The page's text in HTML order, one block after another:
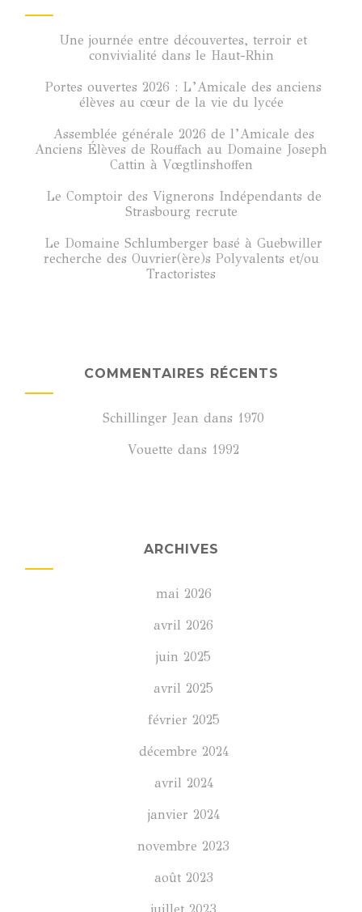
Une journée entre découvertes, terroir et
convivialité dans le Haut-Rhin
Portes ouvertes 2026 : L’Amicale des anciens
élèves au cœur de la vie du lycée
Assemblée générale 2026 de l’Amicale des
Anciens Élèves de Rouffach au Domaine Joseph
Cattin à Vœgtlinshoffen
Le Comptoir des Vignerons Indépendants de
Strasbourg recrute
Le Domaine Schlumberger basé à Guebwiller
recherche des Ouvrier(ère)s Polyvalents et/ou
Tractoristes
COMMENTAIRES RÉCENTS
Schillinger Jean dans 1970
Vouette dans 1992
ARCHIVES
mai 2026
avril 2026
juin 2025
avril 2025
février 2025
décembre 2024
avril 2024
janvier 2024
novembre 2023
août 2023